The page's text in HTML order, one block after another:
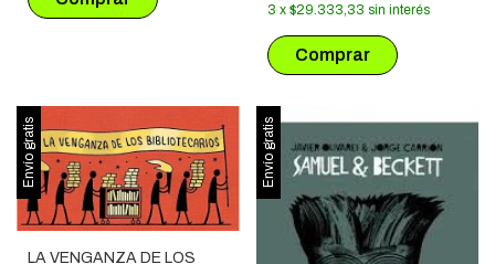
3 x $29.333,33 sin interés
Envío gratis
LA VENGANZA DE LOS
Envío gratis